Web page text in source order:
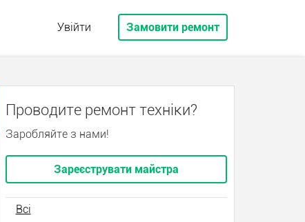
Увійти Замовити ремонт
Проводите ремонт техніки?
Заробляйте з нами!
Зареєструвати майстра
Всі